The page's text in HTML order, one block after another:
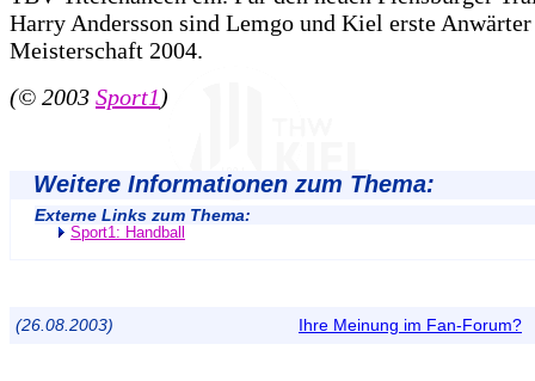
Harry Andersson sind Lemgo und Kiel erste
Meisterschaft 2004.
(© 2003 Sport1)
Weitere Informationen zum Thema:
Externe Links zum Thema:
Sport1: Handball
(26.08.2003) Ihre Meinung im Fan-Forum?